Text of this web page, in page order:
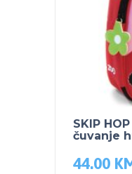
SKIP
čuvanje
44.00